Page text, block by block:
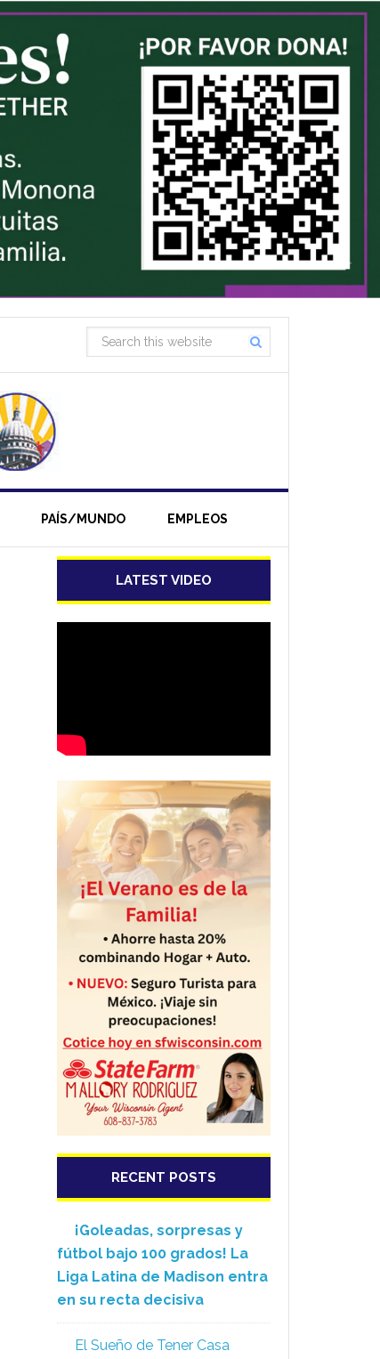
PAÍS/MUNDO EMPLEOS
LATEST VIDEO
RECENT POSTS
¡Goleadas, sorpresas y
fútbol bajo 100 grados! La
Liga Latina de Madison entra
en su recta decisiva
El Sueño de Tener Casa